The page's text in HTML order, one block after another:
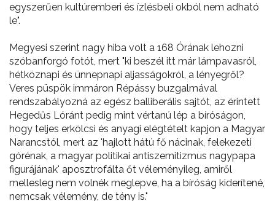
egyszerűen kultúremberi és ízlésbeli okból nem adható
le".
Megyesi szerint nagy hiba volt a 168 Órának lehozni
szóbanforgó fotót, mert "ki beszél itt már lámpavasról,
hétköznapi és ünnepnapi aljasságokról, a lényegről?
Veres püspök immáron Répássy buzgalmával
rendszabályozná az egész balliberális sajtót, az érintett
Hegedűs Lóránt pedig mint vértanú lép a bíróságon,
hogy teljes erkölcsi és anyagi elégtételt kapjon a Magyar
Narancstól, mert az 'hajlott hátú fő nácinak, felekezeti
górénak, a magyar politikai antiszemitizmus nagypapa
figurájának' aposztrofálta őt véleményileg, amiről
mellesleg nem volnék meglepve, ha a bíróság kiderítené,
nemcsak vélemény, de tény is."